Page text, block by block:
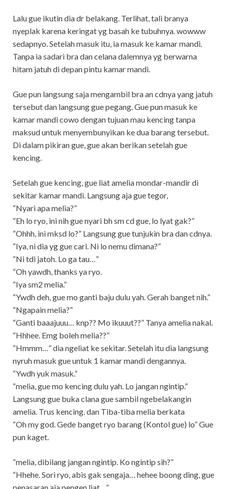
Lalu gue ikutin dia dr belakang. Terlihat, tali branya
nyeplak karena keringat yg basah ke tubuhnya. wowww
sedapnyo. Setelah masuk itu, ia masuk ke kamar mandi.
Tanpa ia sadari bra dan celana dalemnya yg berwarna
hitam jatuh di depan pintu kamar mandi.
Gue pun langsung saja mengambil bra an cdnya yang jatuh
tersebut dan langsung gue pegang. Gue pun masuk ke
kamar mandi cowo dengan tujuan mau kencing tanpa
maksud untuk menyembunyikan ke dua barang tersebut.
Di dalam pikiran gue, gue akan berikan setelah gue
kencing.
Setelah gue kencing, gue liat amelia mondar-mandir di
sekitar kamar mandi. Langsung aja gue tegor,
“Nyari apa melia?”
“Eh lo ryo, ini nih gue nyari bh sm cd gue, lo lyat gak?”
“Ohhh, ini mksd lo?” Langsung gue tunjukin bra dan cdnya.
“Iya, ni dia yg gue cari. Ni lo nemu dimana?”
“Ni tdi jatoh. Lo ga tau…”
“Oh yawdh, thanks ya ryo.
“Iya sm2 melia.”
“Ywdh deh, gue mo ganti baju dulu yah. Gerah banget nih.”
“Ngapain melia?”
“Ganti baaajuuu… knp?? Mo ikuuut??” Tanya amelia nakal.
“Hhhee. Emg boleh melia??”
“Hmmm…” dia ngeliat ke sekitar. Setelah itu dia langsung
nyruh masuk gue untuk 1 kamar mandi dengannya.
“Ywdh yuk masuk.”
“melia, gue mo kencing dulu yah. Lo jangan ngintip.”
Langsung gue buka clana gue sambil ngebelakangin
amelia. Trus kencing. dan Tiba-tiba melia berkata
“Oh my god. Gede banget ryo barang (Kontol gue) lo” Gue
pun kaget.
“melia, dibilang jangan ngintip. Ko ngintip sih?”
“Hhehe. Sori ryo, abis gak sengaja… hehee boong ding, gue
penasaran aja pengen liat…”